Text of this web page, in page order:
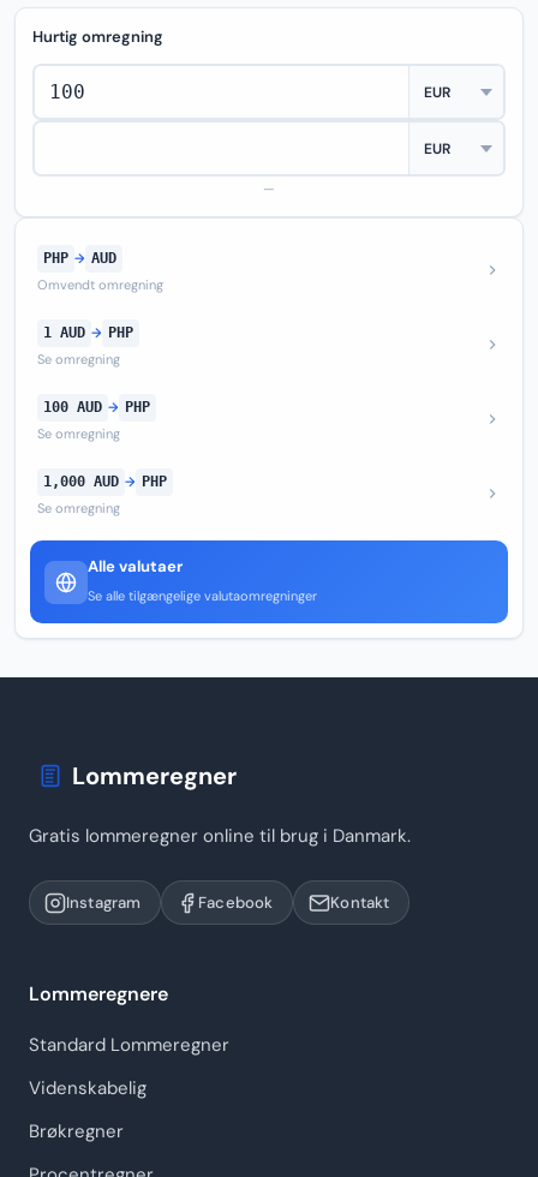
Hurtig omregning
—
PHP → AUD
Omvendt omregning
1 AUD → PHP
Se omregning
100 AUD → PHP
Se omregning
1,000 AUD → PHP
Se omregning
Alle valutaer
Se alle tilgængelige valutaomregninger
Lommeregner
Gratis lommeregner online til brug i Danmark.
Instagram Facebook Kontakt
Lommeregnere
Standard Lommeregner
Videnskabelig
Brøkregner